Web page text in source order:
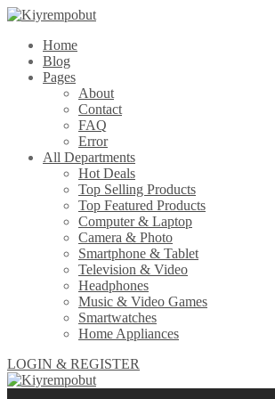
Home
Blog
Pages
About
Contact
FAQ
Error
All Departments
Hot Deals
Top Selling Products
Top Featured Products
Computer & Laptop
Camera & Photo
Smartphone & Tablet
Television & Video
Headphones
Music & Video Games
Smartwatches
Home Appliances
LOGIN & REGISTER